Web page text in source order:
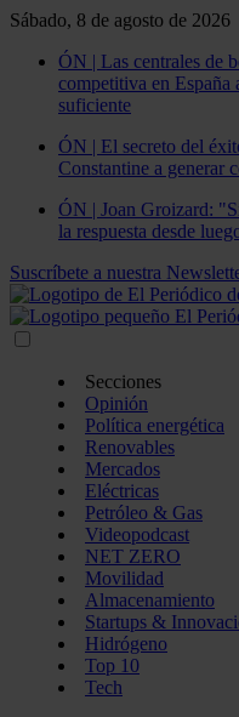
Sábado, 8 de agosto de 2026
ÓN | Las centrales de
competitiva en España
suficiente
ÓN | El secreto del
Constantine a generar
ÓN | Joan Groizard:
la respuesta desde
Suscríbete a nuestra
Secciones
Opinión
Política energética
Renovables
Mercados
Eléctricas
Petróleo & Gas
Videopodcast
NET ZERO
Movilidad
Almacenamiento
Startups &
Hidrógeno
Top 10
Tech